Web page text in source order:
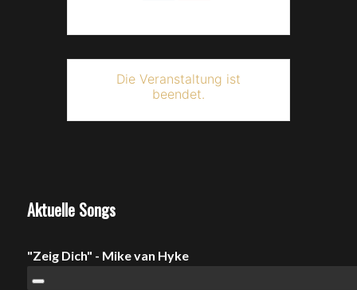
Die Veranstaltung ist
beendet.
Aktuelle Songs
"Zeig Dich" - Mike van Hyke